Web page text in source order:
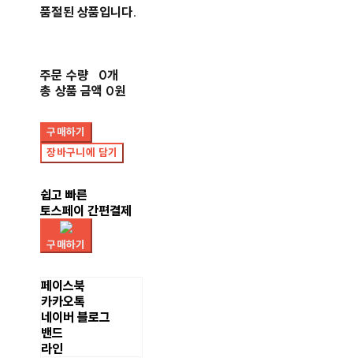
품절된 상품입니다.
주문 수량
0개
총 상품 금액 0원
구매하기
장바구니에 담기
쉽고 빠른
토스페이 간편결제
구매하기
페이스북
카카오톡
네이버 블로그
밴드
라인